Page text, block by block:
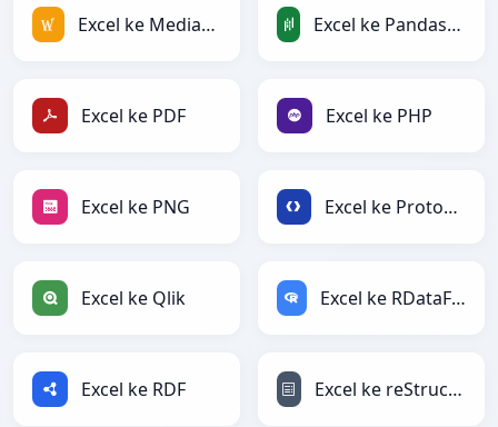
Excel ke MediaWiki Excel ke PandasDataFrame
Excel ke PDF Excel ke PHP
Excel ke PNG Excel ke Protobuf
Excel ke Qlik Excel ke RDataFrame
Excel ke RDF Excel ke reStructuredText